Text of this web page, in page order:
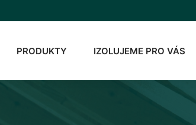
PRODUKTY IZOLUJEME PRO VÁS